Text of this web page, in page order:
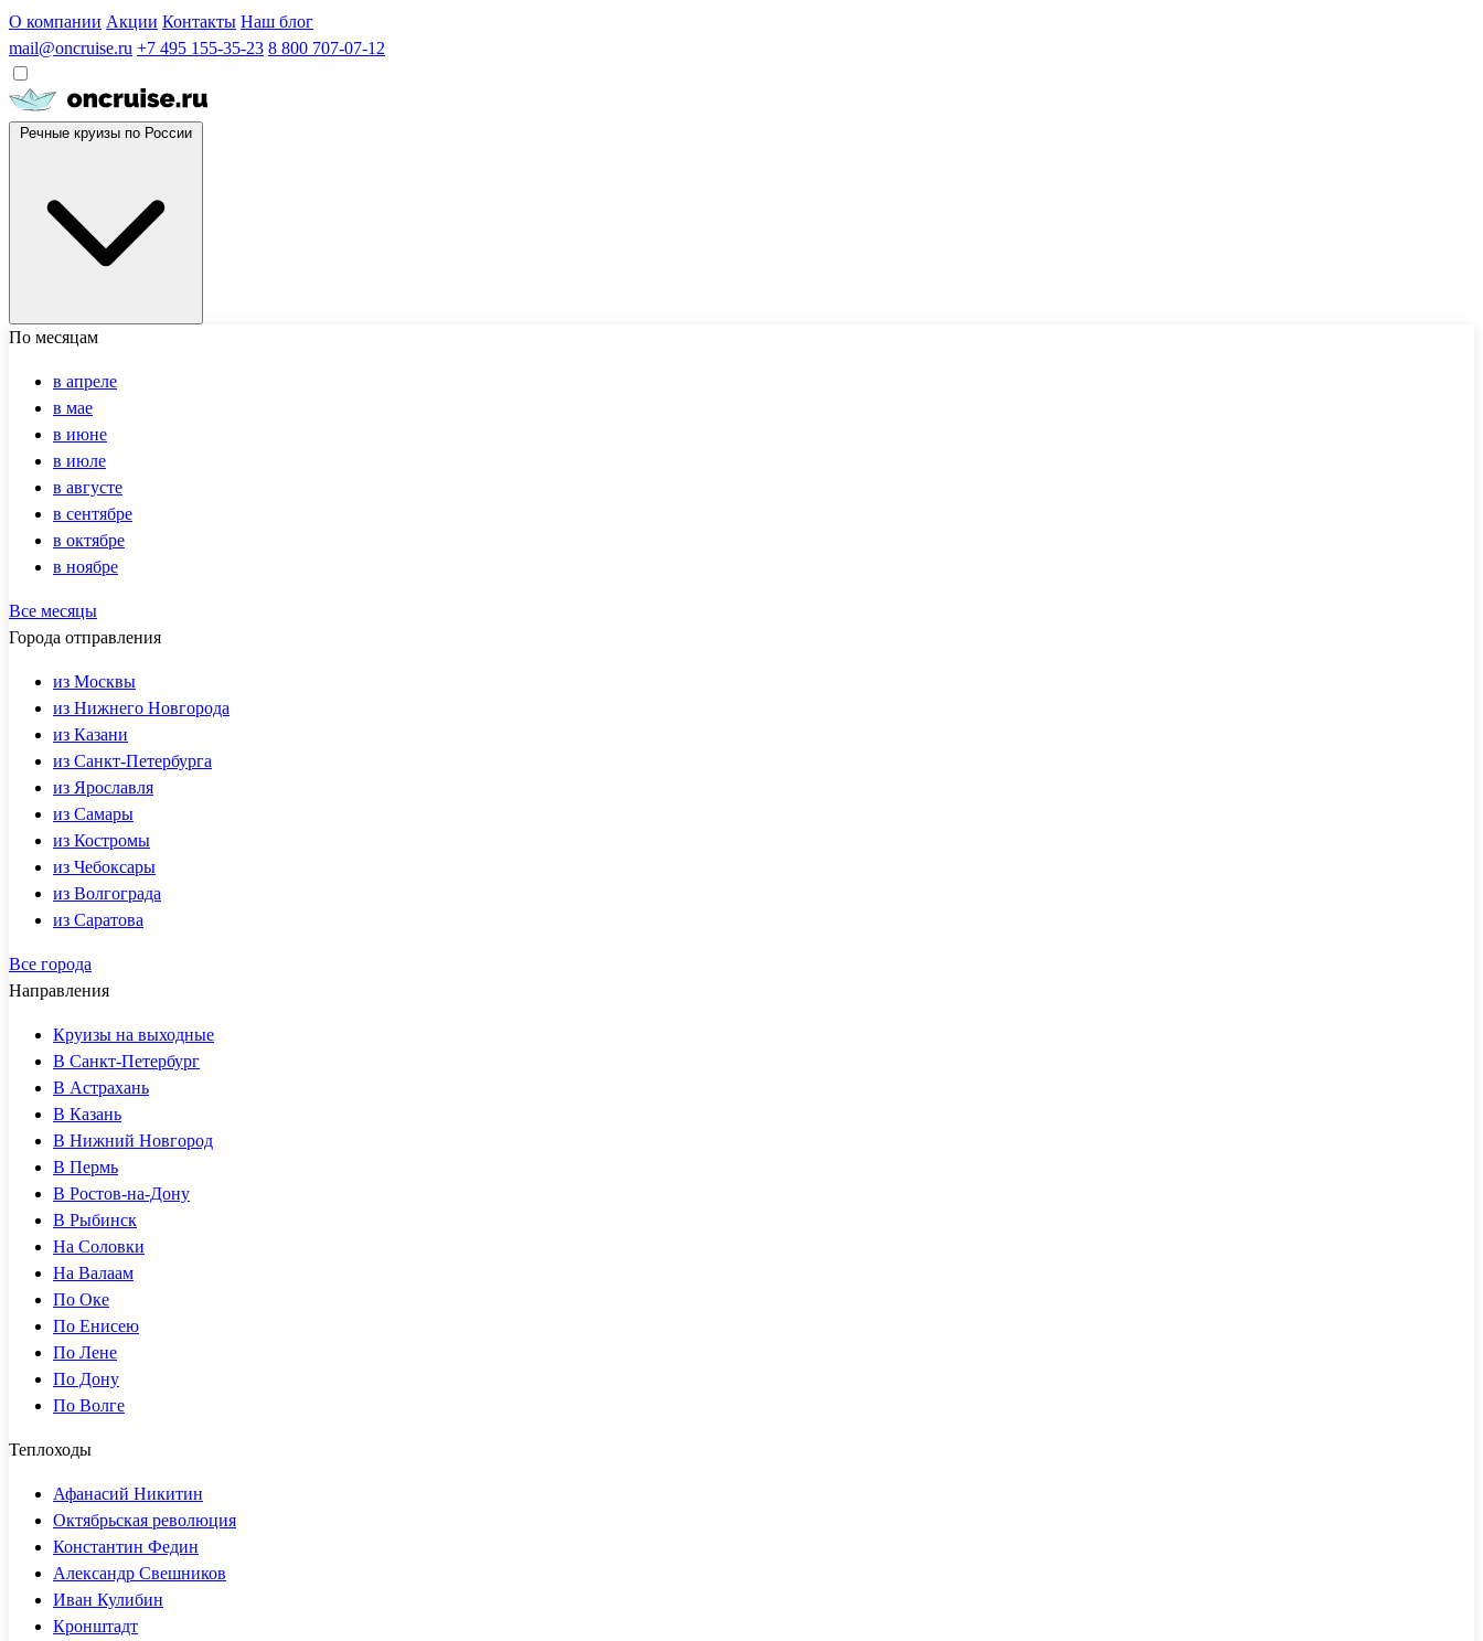
О компании Акции Контакты Наш блог
mail@oncruise.ru +7 495 155-35-23 8 800 707-07-12
По месяцам
в апреле
в мае
в июне
в июле
в августе
в сентябре
в октябре
в ноябре
Все месяцы
Города отправления
из Москвы
из Нижнего Новгорода
из Казани
из Санкт-Петербурга
из Ярославля
из Самары
из Костромы
из Чебоксары
из Волгограда
из Саратова
Все города
Направления
Круизы на выходные
В Санкт-Петербург
В Астрахань
В Казань
В Нижний Новгород
В Пермь
В Ростов-на-Дону
В Рыбинск
На Соловки
На Валаам
По Оке
По Енисею
По Лене
По Дону
По Волге
Теплоходы
Афанасий Никитин
Октябрьская революция
Константин Федин
Александр Свешников
Иван Кулибин
Кронштадт